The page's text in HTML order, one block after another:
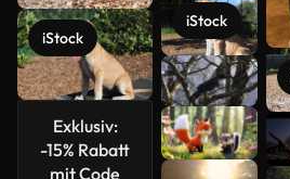
iStock
Exklusiv:
-15% Rabatt
mit Code
iStock